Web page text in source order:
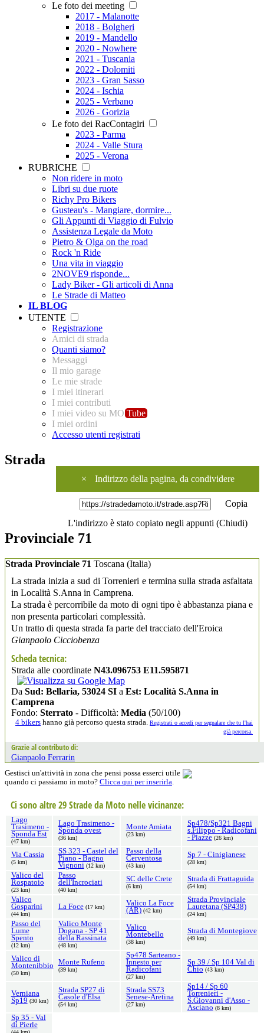
Le foto dei meeting
2017 - Malanotte
2018 - Bolgheri
2019 - Mandello
2020 - Nowhere
2021 - Tuscania
2022 - Dolomiti
2023 - Gran Sasso
2024 - Ischia
2025 - Verbano
2026 - Gorizia
Le foto dei RacContagiri
2023 - Parma
2024 - Valle Stura
2025 - Verona
RUBRICHE
Non ridere in moto
Libri su due ruote
Richy Pro Bikers
Gusteau's - Mangiare, dormire...
Gli Appunti di Viaggio di Fulvio
Assistenza Legale da Moto
Pietro & Olga on the road
Rock 'n Ride
Una vita in viaggio
2NOVE9 risponde...
Lady Biker - Gli articoli di Anna
Le Strade di Matteo
IL BLOG
UTENTE
Registrazione
Amici di strada
Quanti siamo?
Messaggi
Il mio garage
Le mie strade
I miei itinerari
I miei contributi
I miei video su MO Tube
I miei ordini
Accesso utenti registrati
× Indirizzo della pagina, da condividere
Copia
L'indirizzo è stato copiato negli appunti (Chiudi)
Strada
Provinciale 71
Strada Provinciale 71 Toscana (Italia)
La strada inizia a sud di Torrenieri e termina sulla strada asfaltata
in Località S.Anna in Camprena.
La strada è percorribile da moto di ogni tipo è abbastanza piana e
non presenta particolari complessità.
Un tratto di questa strada fa parte del tracciato dell'Eroica
Gianpaolo Cicciobenza
Scheda tecnica:
Strada alle coordinate N43.096753 E11.595871
Da Sud: Bellaria, 53024 SI a Est: Località S.Anna in
Camprena
Fondo: Sterrato - Difficoltà: Media (50/100)
4 bikers hanno già percorso questa strada. Registrati o accedi per segnalare che tu l'hai
già percorsa.
Grazie al contributo di:
Gianpaolo Ferrarin
Gestisci un'attività in zona che pensi possa esserci utile
quando ci passiamo in moto? Clicca qui per inserirla.
Ci sono altre 29 Strade da Moto nelle vicinanze:
Lago
Trasimeno -
Sponda Est
(47 km)
Lago Trasimeno -
Sponda ovest
(36 km)
Monte Amiata
(23 km)
Sp478/Sp321 Bagni
s.Filippo - Radicofani
- Piazze (26 km)
Via Cassia
(5 km)
SS 323 - Castel del
Piano - Bagno
Vignoni (12 km)
Passo della
Cerventosa
(43 km)
Sp 7 - Cinigianese
(28 km)
Valico del
Rospatoio
(23 km)
Passo
dell'Incrociati
(40 km)
SC delle Crete
(6 km)
Strada di Frattaguida
(54 km)
Valico
Gosparini
(44 km)
La Foce (17 km)
Valico La Foce
(AR) (42 km)
Strada Provinciale
Lauretana (SP438)
(24 km)
Passo del
Lume
Spento
(12 km)
Valico Monte
Dogana - SP 41
della Rassinata
(48 km)
Valico
Montebello
(38 km)
Strada di Montegiove
(49 km)
Valico di
Montenibbio
(50 km)
Monte Rufeno
(39 km)
Sp478 Sarteano -
Innesto per
Radicofani
(27 km)
Sp 39 / Sp 104 Val di
Chio (43 km)
Verniana
Sp19 (30 km)
Strada SP27 di
Casole d'Elsa
(54 km)
Strada SS73
Senese-Aretina
(27 km)
Sp14 / Sp 60
Torrenieri -
S.Giovanni d'Asso -
Asciano (8 km)
Sp 35 - Val
di Pierle